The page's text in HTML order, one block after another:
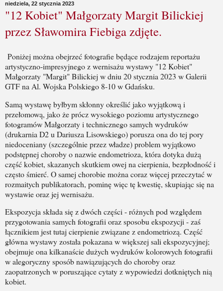
niedziela, 22 stycznia 2023
"12 Kobiet" Małgorzaty Margit Bilickiej
przez Sławomira Fiebiga zdjęte.
Poniżej można obejrzeć fotografie będące rodzajem reportażu
artystyczno-impresyjnego z wernisażu wystawy "12 Kobiet"
Małgorzaty "Margit" Bilickiej w dniu 20 stycznia 2023 w Galerii
GTF na Al. Wojska Polskiego 8-10 w Gdańsku.
Samą wystawę byłbym skłonny określić jako wyjątkową i
przełomową, jako że prócz wysokiego poziomu artystycznego
fotogramów Małgorzaty i technicznego samych wydruków
(drukarnia D2 u Dariusza Lisowskiego) porusza ona do tej pory
niedoceniany (szczególnie przez władze) problem wyjątkowo
podstępnej choroby o nazwie endometrioza, która dotyka dużą
część kobiet, skazanych skutkiem owej na cierpienia, bezpłodność i
często śmierć. O samej chorobie można coraz więcej przeczytać w
rozmaitych publikatorach, pominę więc tę kwestię, skupiając się na
wystawie oraz jej wernisażu.
Ekspozycja składa się z dwóch części - różnych pod względem
przygotowania samych fotografii oraz sposobu ekspozycji - zaś
łącznikiem jest tutaj cierpienie związane z endometriozą. Część
główna wystawy została pokazana w większej sali ekspozycyjnej;
obejmuje ona kilkanaście dużych wydruków kolorowych fotografii
w alegoryczny sposób nawiązujących do choroby oraz
zaopatrzonych w porusząjące cytaty z wypowiedzi dotkniętych nią
kobiet.